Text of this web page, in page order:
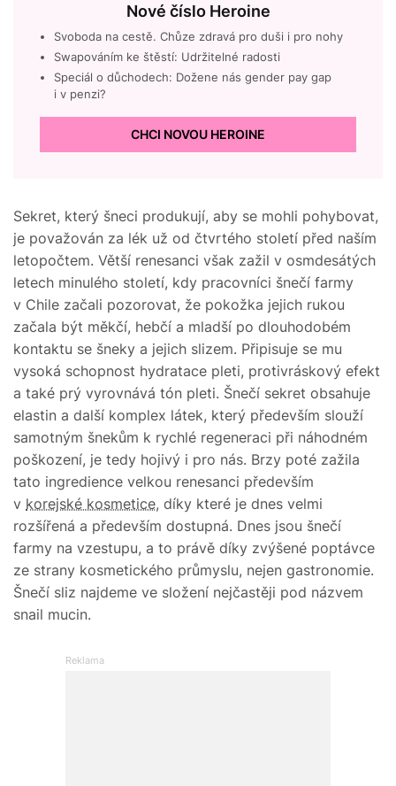
Nové číslo Heroine
Svoboda na cestě. Chůze zdravá pro duši i pro nohy
Swapováním ke štěstí: Udržitelné radosti
Speciál o důchodech: Dožene nás gender pay gap
i v penzi?
CHCI NOVOU HEROINE
Sekret, který šneci produkují, aby se mohli pohybovat,
je považován za lék už od čtvrtého století před naším
letopočtem. Větší renesanci však zažil v osmdesátých
letech minulého století, kdy pracovníci šnečí farmy
v Chile začali pozorovat, že pokožka jejich rukou
začala být měkčí, hebčí a mladší po dlouhodobém
kontaktu se šneky a jejich slizem. Připisuje se mu
vysoká schopnost hydratace pleti, protivráskový efekt
a také prý vyrovnává tón pleti. Šnečí sekret obsahuje
elastin a další komplex látek, který především slouží
samotným šnekům k rychlé regeneraci při náhodném
poškození, je tedy hojivý i pro nás. Brzy poté zažila
tato ingredience velkou renesanci především
v korejské kosmetice, díky které je dnes velmi
rozšířená a především dostupná. Dnes jsou šnečí
farmy na vzestupu, a to právě díky zvýšené poptávce
ze strany kosmetického průmyslu, nejen gastronomie.
Šnečí sliz najdeme ve složení nejčastěji pod názvem
snail mucin.